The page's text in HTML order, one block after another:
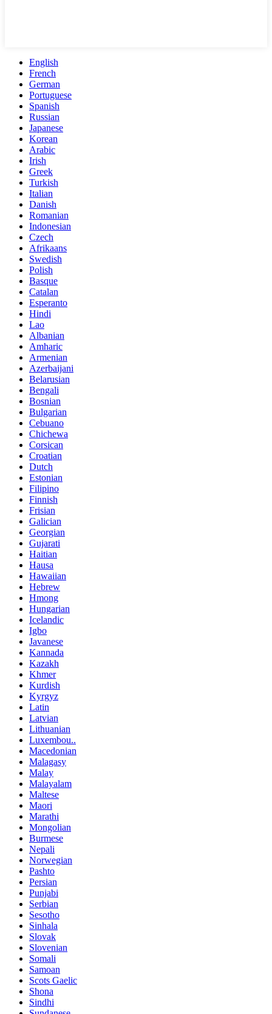
English
French
German
Portuguese
Spanish
Russian
Japanese
Korean
Arabic
Irish
Greek
Turkish
Italian
Danish
Romanian
Indonesian
Czech
Afrikaans
Swedish
Polish
Basque
Catalan
Esperanto
Hindi
Lao
Albanian
Amharic
Armenian
Azerbaijani
Belarusian
Bengali
Bosnian
Bulgarian
Cebuano
Chichewa
Corsican
Croatian
Dutch
Estonian
Filipino
Finnish
Frisian
Galician
Georgian
Gujarati
Haitian
Hausa
Hawaiian
Hebrew
Hmong
Hungarian
Icelandic
Igbo
Javanese
Kannada
Kazakh
Khmer
Kurdish
Kyrgyz
Latin
Latvian
Lithuanian
Luxembou..
Macedonian
Malagasy
Malay
Malayalam
Maltese
Maori
Marathi
Mongolian
Burmese
Nepali
Norwegian
Pashto
Persian
Punjabi
Serbian
Sesotho
Sinhala
Slovak
Slovenian
Somali
Samoan
Scots Gaelic
Shona
Sindhi